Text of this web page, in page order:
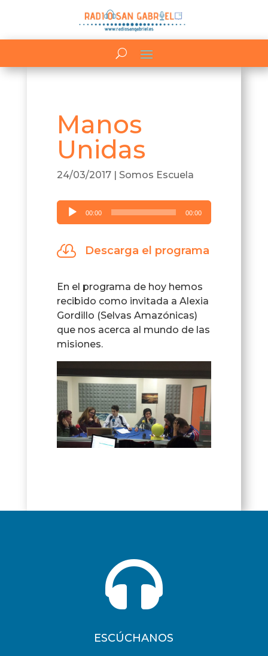
Manos
Unidas
24/03/2017| Somos Escuela
Reproductor
de
00:00 00:00
 Descarga el programa
En el programa de hoy hemos
recibido como invitada a Alexia
Gordillo (Selvas Amazónicas)
que nos acerca al mundo de las
misiones.

ESCÚCHANOS